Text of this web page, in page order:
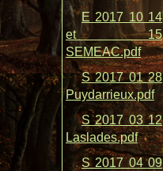
E 2017 10 14
et 15
SEMEAC.pdf
S 2017 01 28
Puydarrieux.pdf
S 2017 03 12
Laslades.pdf
S 2017 04 09